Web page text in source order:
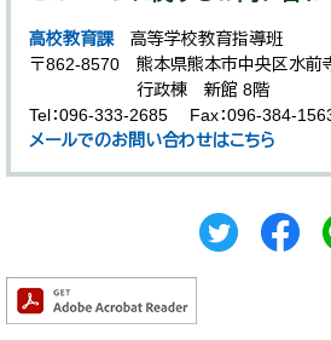
高校教育課
高等学校教育指導班
〒862-8570
熊本県熊本市中央区水前
行政棟 新館 8階
Tel：096-333-2685
Fax：096-384-
メールでのお問い合わせはこちら